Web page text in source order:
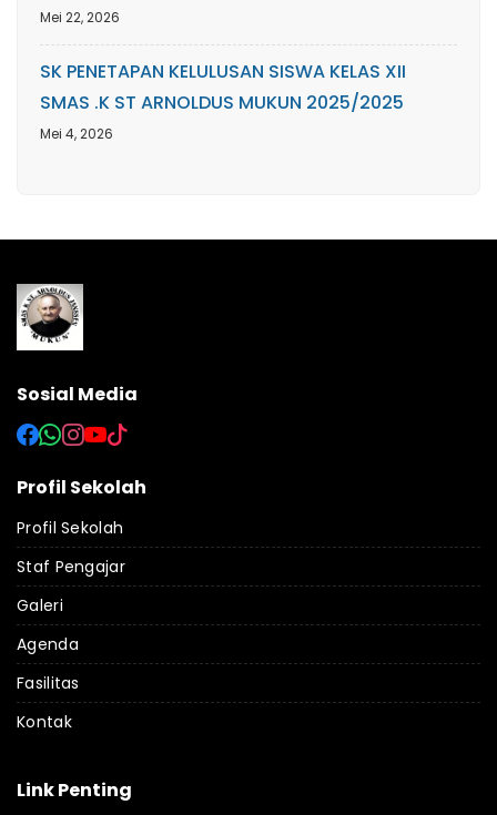
Mei 22, 2026
SK PENETAPAN KELULUSAN SISWA KELAS XII
SMAS .K ST ARNOLDUS MUKUN 2025/2025
Mei 4, 2026
Sosial Media
Profil Sekolah
Profil Sekolah
Staf Pengajar
Galeri
Agenda
Fasilitas
Kontak
Link Penting